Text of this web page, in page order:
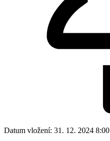
Datum vložení: 31. 12. 2024 8:00